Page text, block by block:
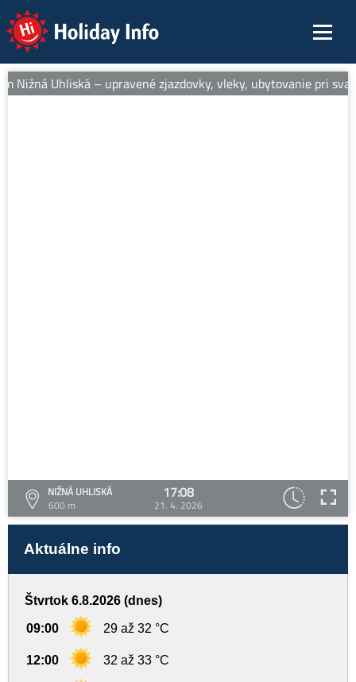
Holiday Info
Nižná Uhliská – upravené zjazdovky, vleky, ubytovanie pri
NIŽNÁ UHLISKÁ
600 m
17:08
21. 4. 2026
Aktuálne info
Štvrtok 6.8.2026 (dnes)
09:00 29 až 32 °C
12:00 32 až 33 °C